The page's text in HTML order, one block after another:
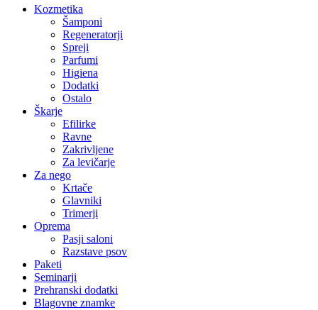
Kozmetika
Šamponi
Regeneratorji
Spreji
Parfumi
Higiena
Dodatki
Ostalo
Škarje
Efilirke
Ravne
Zakrivljene
Za levičarje
Za nego
Krtače
Glavniki
Trimerji
Oprema
Pasji saloni
Razstave psov
Paketi
Seminarji
Prehranski dodatki
Blagovne znamke